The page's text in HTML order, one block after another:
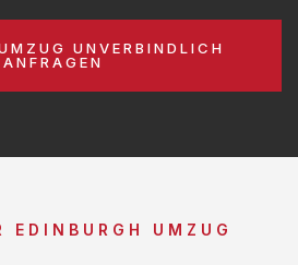
UNVERBINDLICH
ANFRAGEN
EDINBURGH UMZUG